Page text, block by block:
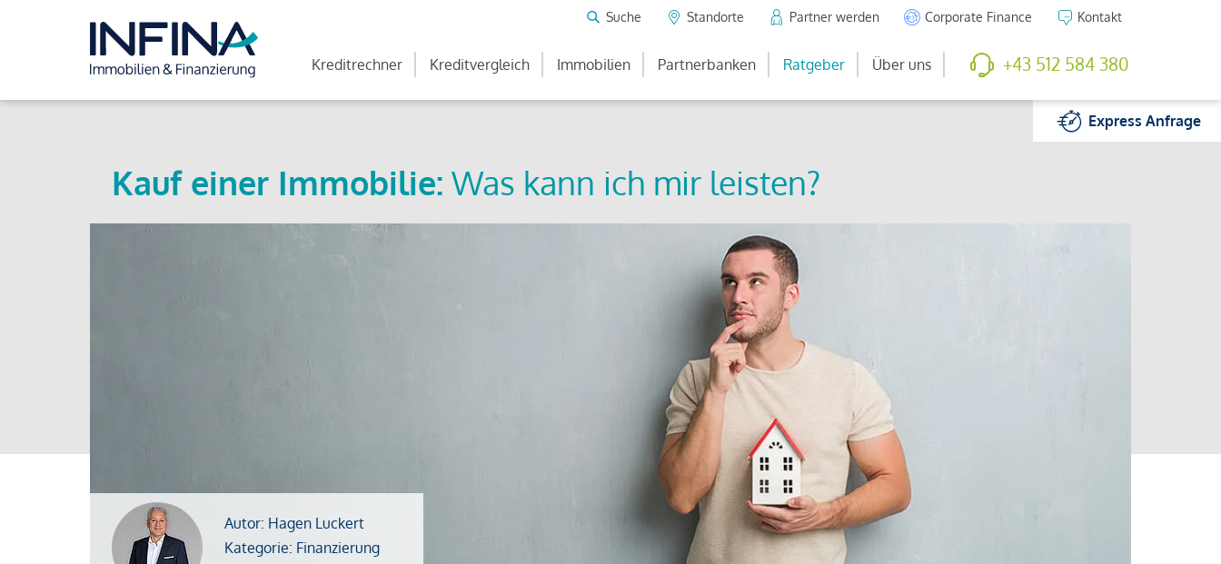
Suche Standorte Partner werden Corporate Finance Kontakt
Kreditrechner Kreditvergleich Immobilien Partnerbanken Ratgeber Über uns +43 512 584 380
ExpressAnfrage
Kauf einer Immobilie: Was kann ich mir leisten?
Autor: Hagen Luckert
Kategorie: Finanzierung